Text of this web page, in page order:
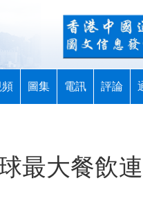
頻 圖集 電訊 評論
最大餐飲